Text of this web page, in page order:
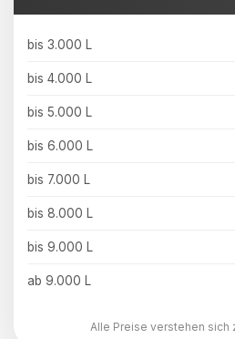
bis 3.000 L
bis 4.000 L
bis 5.000 L
bis 6.000 L
bis 7.000 L
bis 8.000 L
bis 9.000 L
ab 9.000 L
Alle Preise verstehen sich